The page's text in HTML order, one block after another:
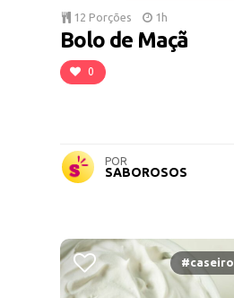
12 Porções 1h
Bolo de Maçã
0
POR
SABOROSOS
#caseiro